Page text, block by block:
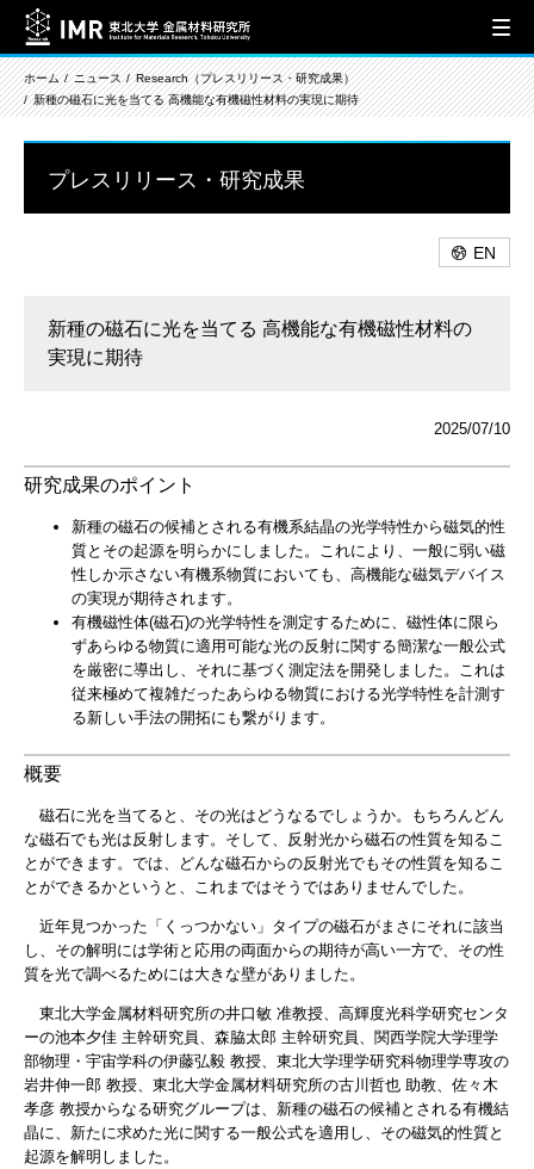
ホーム ニュース
Research（プレスリリース・研究成果）
新種の磁石に光を当てる 高機能な有機磁性材料の実現に期待
プレスリリース・研究成果
EN
新種の磁石に光を当てる 高機能な有機磁性材料の
実現に期待
2025/07/10
研究成果のポイント
新種の磁石の候補とされる有機系結晶の光学特性から磁気的性
質とその起源を明らかにしました。これにより、一般に弱い磁
性しか示さない有機系物質においても、高機能な磁気デバイス
の実現が期待されます。
有機磁性体(磁石)の光学特性を測定するために、磁性体に限ら
ずあらゆる物質に適用可能な光の反射に関する簡潔な一般公式
を厳密に導出し、それに基づく測定法を開発しました。これは
従来極めて複雑だったあらゆる物質における光学特性を計測す
る新しい手法の開拓にも繋がります。
概要
磁石に光を当てると、その光はどうなるでしょうか。もちろんどん
な磁石でも光は反射します。そして、反射光から磁石の性質を知るこ
とができます。では、どんな磁石からの反射光でもその性質を知るこ
とができるかというと、これまではそうではありませんでした。
近年見つかった「くっつかない」タイプの磁石がまさにそれに該当
し、その解明には学術と応用の両面からの期待が高い一方で、その性
質を光で調べるためには大きな壁がありました。
東北大学金属材料研究所の井口敏 准教授、高輝度光科学研究センタ
ーの池本夕佳 主幹研究員、森脇太郎 主幹研究員、関西学院大学理学
部物理・宇宙学科の伊藤弘毅 教授、東北大学理学研究科物理学専攻の
岩井伸一郎 教授、東北大学金属材料研究所の古川哲也 助教、佐々木
孝彦 教授からなる研究グループは、新種の磁石の候補とされる有機結
晶に、新たに求めた光に関する一般公式を適用し、その磁気的性質と
起源を解明しました。